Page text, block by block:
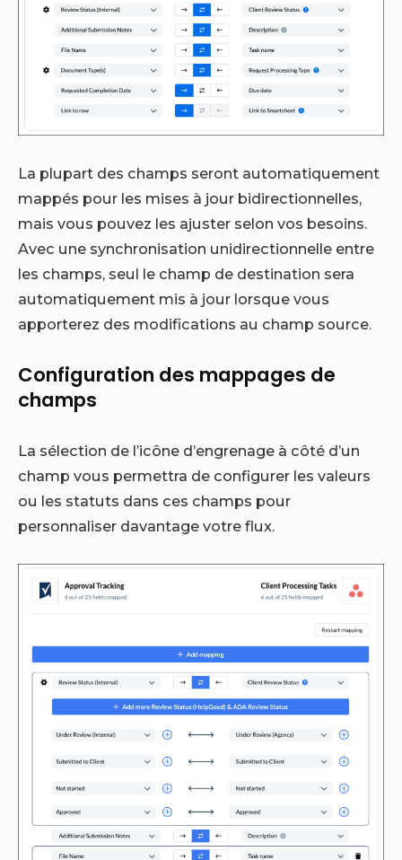
La plupart des champs seront automatiquement
mappés pour les mises à jour bidirectionnelles,
mais vous pouvez les ajuster selon vos besoins.
Avec une synchronisation unidirectionnelle entre
les champs, seul le champ de destination sera
automatiquement mis à jour lorsque vous
apporterez des modifications au champ source.
Configuration des mappages de
champs
La sélection de l’icône d’engrenage à côté d’un
champ vous permettra de configurer les valeurs
ou les statuts dans ces champs pour
personnaliser davantage votre flux.